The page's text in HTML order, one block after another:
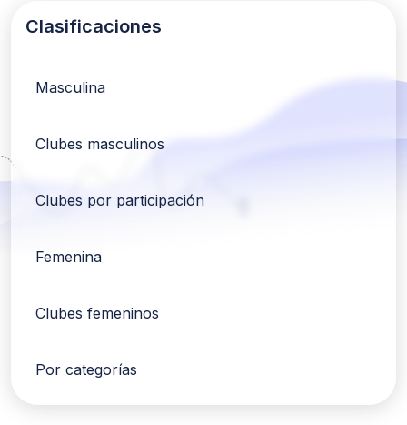
Clasificaciones
Masculina
Clubes masculinos
Clubes por participación
Femenina
Clubes femeninos
Por categorías